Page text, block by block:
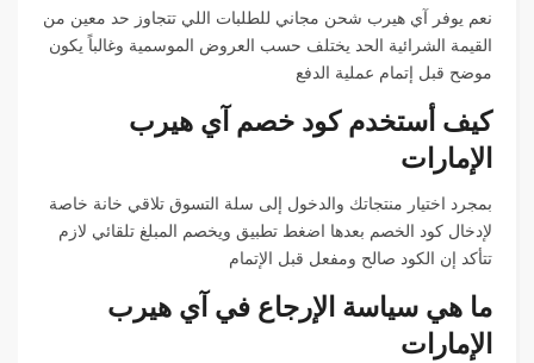
نعم يوفر آي هيرب شحن مجاني للطلبات اللي تتجاوز حد معين من
القيمة الشرائية الحد يختلف حسب العروض الموسمية وغالباً يكون
موضح قبل إتمام عملية الدفع
كيف أستخدم كود خصم آي هيرب
الإمارات
بمجرد اختيار منتجاتك والدخول إلى سلة التسوق تلاقي خانة خاصة
لإدخال كود الخصم بعدها اضغط تطبيق ويخصم المبلغ تلقائي لازم
تتأكد إن الكود صالح ومفعل قبل الإتمام
ما هي سياسة الإرجاع في آي هيرب
الإمارات